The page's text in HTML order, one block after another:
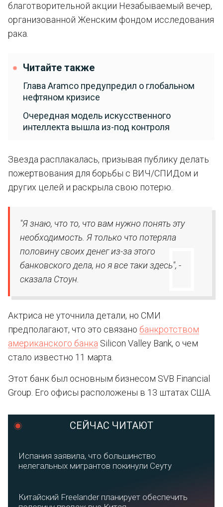
благотворительной акции Незабываемый вечер,
организованной Женским фондом исследования
рака.
Читайте также
Глава Aramco предупредил о глобальном
нефтяном кризисе
Очередная модель искусственного
интеллекта вышла из-под контроля
Звезда расплакалась, призывая публику делать
пожертвования для борьбы с ВИЧ/СПИДом и
других целей и раскрыла свою потерю.
"Я знаю, что то, что вам нужно понять эту
необходимость. Я только что потеряла
половину своих денег из-за этого
банковского дела, но я все таки здесь", -
сказала Стоун.
Актриса не уточнила детали, но СМИ
предполагают, что это связано банкротством
американского банка Silicon Valley Bank, о чем
стало известно 11 марта.
Этот банк был основным бизнесом SVB Financial
Group. Его офисы расположены в 13 штатах США.
СЕЙЧАС ЧИТАЮТ
Испания заявила, что большинство
нелегальных мигрантов покинули Сеуту
Китайский Freelander планирует обеспечить